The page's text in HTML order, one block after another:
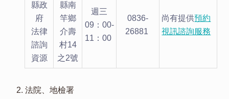
縣政
府
法律
諮詢
資源
縣南
竿鄉
介壽
村14
之2號
週三
09：00-
11：00
0836-
26881
尚有提供預約
視訊諮詢服務
2. 法院、地檢署